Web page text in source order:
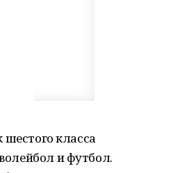
класса
и футбол.